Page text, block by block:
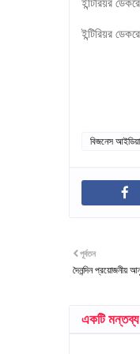
ইন্টিরিয়র
বিজনেস আইডিয়া
পূর্বতন
দৈনন্দিন প্রয়োজনীয়
একটি